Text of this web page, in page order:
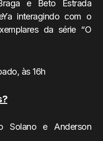
e Beto Estrada
interagindo com o
da série “O
às 16h
Solano e Anderson